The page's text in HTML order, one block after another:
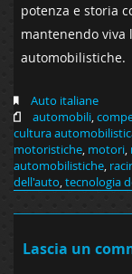
potenza ‌e storia
mantenendo viva
automobilistiche.
Auto italiane
automobili,
cultura
motoristiche, motori,
automobilistiche,
dell'auto,tecnologia
Lascia un